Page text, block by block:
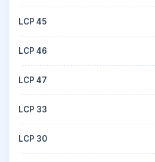
LCP 45
LCP 46
LCP 47
LCP 33
LCP 30